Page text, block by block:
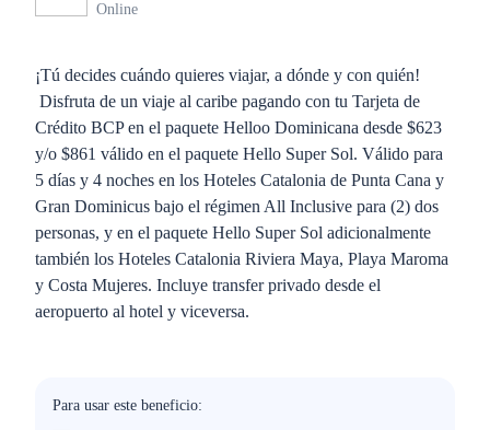
Online
¡Tú decides cuándo quieres viajar, a dónde y con quién!
Disfruta de un viaje al caribe pagando con tu Tarjeta de
Crédito BCP en el paquete Helloo Dominicana desde $623
y/o $861 válido en el paquete Hello Super Sol. Válido para
5 días y 4 noches en los Hoteles Catalonia de Punta Cana y
Gran Dominicus bajo el régimen All Inclusive para (2) dos
personas, y en el paquete Hello Super Sol adicionalmente
también los Hoteles Catalonia Riviera Maya, Playa Maroma
y Costa Mujeres. Incluye transfer privado desde el
aeropuerto al hotel y viceversa.
Para usar este beneficio: